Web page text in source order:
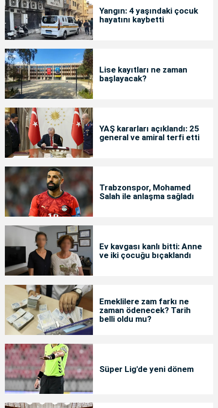
Yangın: 4 yaşındaki çocuk
hayatını kaybetti
Lise kayıtları ne zaman
başlayacak?
YAŞ kararları açıklandı: 25
general ve amiral terfi etti
Trabzonspor, Mohamed
Salah ile anlaşma sağladı
Ev kavgası kanlı bitti: Anne
ve iki çocuğu bıçaklandı
Emeklilere zam farkı ne
zaman ödenecek? Tarih
belli oldu mu?
Süper Lig'de yeni dönem